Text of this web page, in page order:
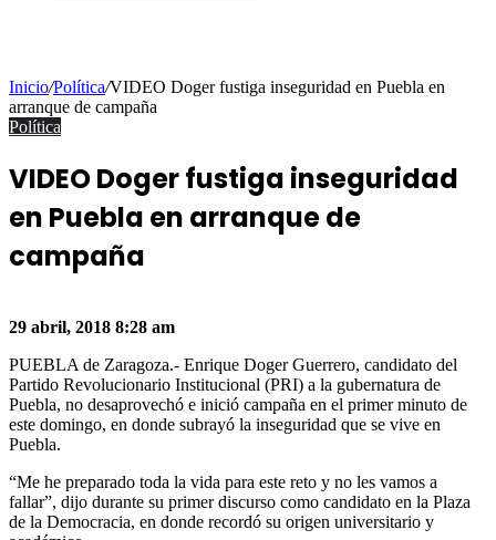
Inicio/Política/VIDEO Doger fustiga inseguridad en Puebla en
arranque de campaña
Política
VIDEO Doger fustiga inseguridad
en Puebla en arranque de
campaña
via
29 abril, 2018 8:28 am
PUEBLA de Zaragoza.- Enrique Doger Guerrero, candidato del
Partido Revolucionario Institucional (PRI) a la gubernatura de
Puebla, no desaprovechó e inició campaña en el primer minuto de
este domingo, en donde subrayó la inseguridad que se vive en
Puebla.
“Me he preparado toda la vida para este reto y no les vamos a
fallar”, dijo durante su primer discurso como candidato en la Plaza
de la Democracia, en donde recordó su origen universitario y